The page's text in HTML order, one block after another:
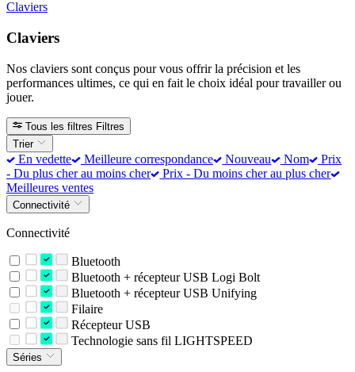
Claviers
Claviers
Nos claviers sont conçus pour vous offrir la précision et les
performances ultimes, ce qui en fait le choix idéal pour travailler ou
jouer.
Tous les filtres Filtres
Trier
En vedette Meilleure correspondance Nouveau Nom
Prix
- Du plus cher au moins cher
Prix - Du moins cher au plus cher
Meilleures ventes
Connectivité
Connectivité
Bluetooth
Bluetooth + récepteur USB Logi Bolt
Bluetooth + récepteur USB Unifying
Filaire
Récepteur USB
Technologie sans fil LIGHTSPEED
Séries